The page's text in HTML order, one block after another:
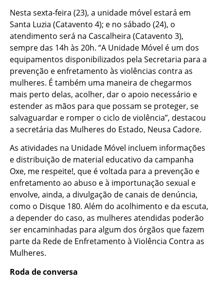
Nesta sexta-feira (23), a unidade móvel estará em
Santa Luzia (Catavento 4); e no sábado (24), o
atendimento será na Cascalheira (Catavento 3),
sempre das 14h às 20h. “A Unidade Móvel é um dos
equipamentos disponibilizados pela Secretaria para a
prevenção e enfretamento às violências contra as
mulheres. É também uma maneira de chegarmos
mais perto delas, acolher, dar o apoio necessário e
estender as mãos para que possam se proteger, se
salvaguardar e romper o ciclo de violência”, destacou
a secretária das Mulheres do Estado, Neusa Cadore.
As atividades na Unidade Móvel incluem informações
e distribuição de material educativo da campanha
Oxe, me respeite!, que é voltada para a prevenção e
enfretamento ao abuso e à importunação sexual e
envolve, ainda, a divulgação de canais de denúncia,
como o Disque 180. Além do acolhimento e da escuta,
a depender do caso, as mulheres atendidas poderão
ser encaminhadas para algum dos órgãos que fazem
parte da Rede de Enfretamento à Violência Contra as
Mulheres.
Roda de conversa